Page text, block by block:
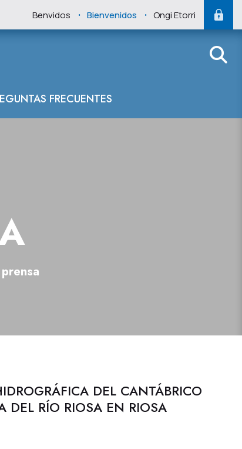
Benvidos . Bienvenidos . Ongi Etorri
FRECUENTES
DEL CANTÁBRICO
DEL RÍO RIOSA EN RIOSA